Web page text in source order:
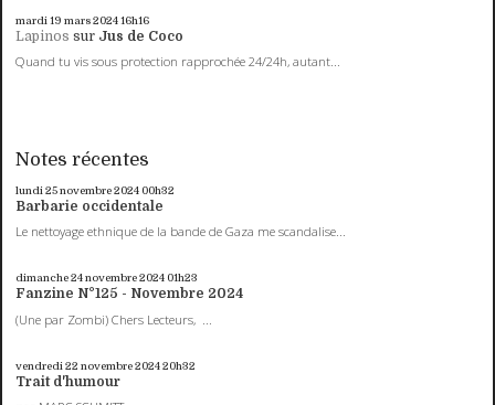
mardi 19 mars 202416h16
Lapinos sur Jus de Coco
Quand tu vis sous protection rapprochée 24/24h, autant...
Notes récentes
lundi 25novembre 2024 00h32
Barbarie occidentale
Le nettoyage ethnique de la bande de Gaza me scandalise...
dimanche 24novembre 2024 01h23
Fanzine N°125 - Novembre 2024
(Une par Zombi) Chers Lecteurs, ...
vendredi 22 novembre 202420h32
Trait d'humour